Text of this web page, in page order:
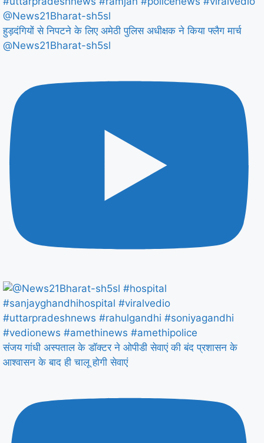
हुड़दंगियों से निपटने के लिए अमेठी पुलिस अधीक्षक ने किया फ्लैग मार्च
@News21Bharat-sh5sl
संजय गांधी अस्पताल के डॉक्टर ने ओपीडी सेवाएं की बंद प्रशासन के
आश्वासन के बाद ही चालू होगी सेवाएं